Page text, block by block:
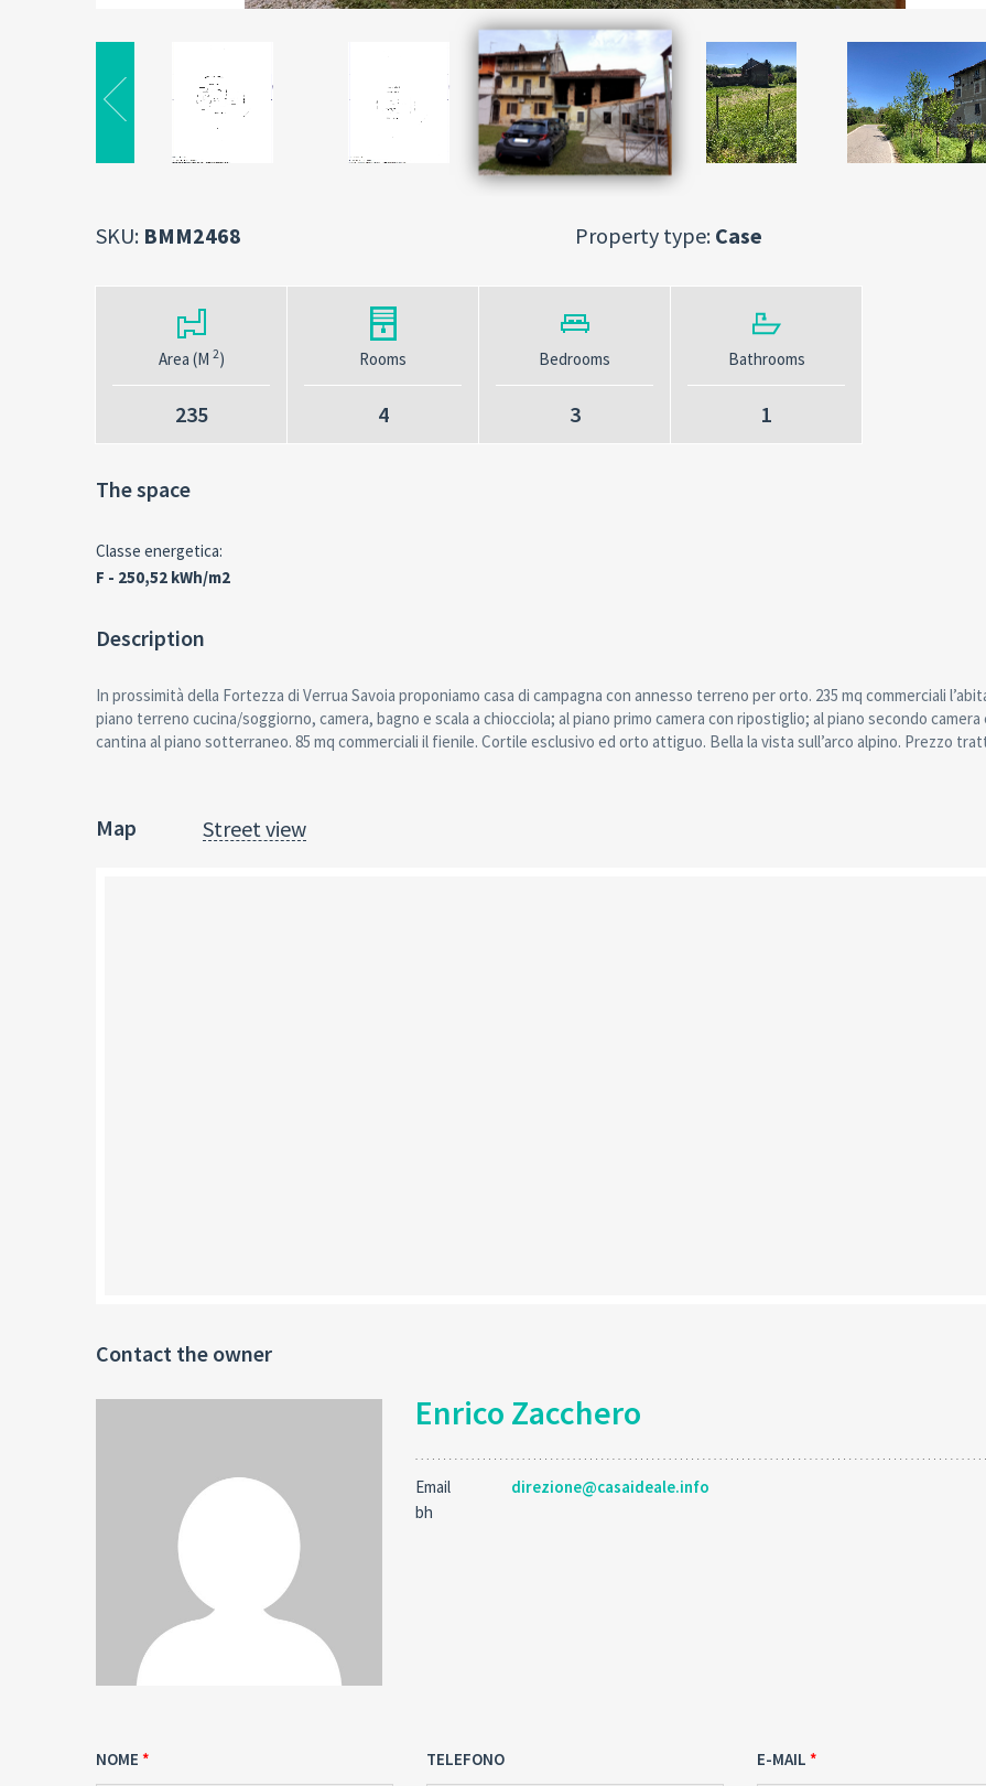
SKU: BMM2468 Property type: Case
Area (M 2)
235
Rooms
4
Bedrooms
3
Bathrooms
1
The space
Classe energetica:
F - 250,52 kWh/m2
Description
In prossimità della Fortezza di Verrua Savoia proponiamo casa di campagna con annesso terreno per orto. 235 mq commerciali
piano terreno cucina/soggiorno, camera, bagno e scala a chiocciola; al piano primo camera con ripostiglio; al piano secondo
cantina al piano sotterraneo. 85 mq commerciali il fienile. Cortile esclusivo ed orto attiguo. Bella la vista sull’arco alpino. Prezzo
Map Street view
Contact the owner
Enrico Zacchero
Email
direzione@casaideale.info
bh
NOME TELEFONO E-MAIL